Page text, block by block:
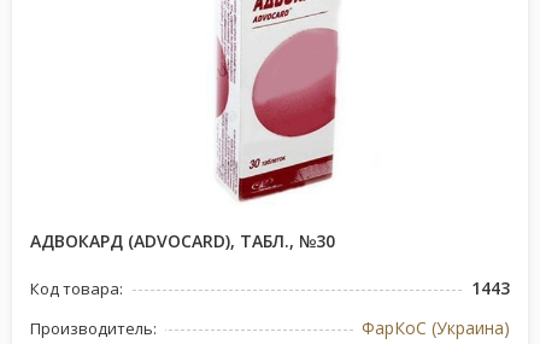
АДВОКАРД (ADVOCARD), ТАБЛ., №30
Код товара: 1443
Производитель: ФарКоС (Украина)